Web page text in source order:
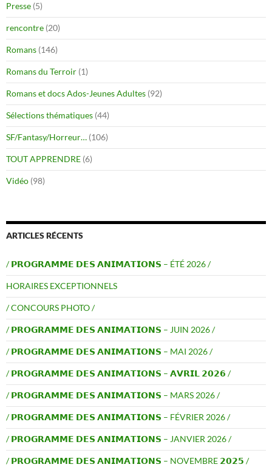
Presse (5)
rencontre (20)
Romans (146)
Romans du Terroir (1)
Romans et docs Ados-Jeunes Adultes (92)
Sélections thématiques (44)
SF/Fantasy/Horreur… (106)
TOUT APPRENDRE (6)
Vidéo (98)
ARTICLES RÉCENTS
/ 𝗣𝗥𝗢𝗚𝗥𝗔𝗠𝗠𝗘 𝗗𝗘𝗦 𝗔𝗡𝗜𝗠𝗔𝗧𝗜𝗢𝗡𝗦 – ÉTÉ 2026 /
HORAIRES EXCEPTIONNELS
/ CONCOURS PHOTO /
/ 𝗣𝗥𝗢𝗚𝗥𝗔𝗠𝗠𝗘 𝗗𝗘𝗦 𝗔𝗡𝗜𝗠𝗔𝗧𝗜𝗢𝗡𝗦 – JUIN 2026 /
/ 𝗣𝗥𝗢𝗚𝗥𝗔𝗠𝗠𝗘 𝗗𝗘𝗦 𝗔𝗡𝗜𝗠𝗔𝗧𝗜𝗢𝗡𝗦 – MAI 2026 /
/ 𝗣𝗥𝗢𝗚𝗥𝗔𝗠𝗠𝗘 𝗗𝗘𝗦 𝗔𝗡𝗜𝗠𝗔𝗧𝗜𝗢𝗡𝗦 – 𝗔𝗩𝗥𝗜𝗟 𝟮𝟬𝟮𝟲 /
/ 𝗣𝗥𝗢𝗚𝗥𝗔𝗠𝗠𝗘 𝗗𝗘𝗦 𝗔𝗡𝗜𝗠𝗔𝗧𝗜𝗢𝗡𝗦 – MARS 2026 /
/ 𝗣𝗥𝗢𝗚𝗥𝗔𝗠𝗠𝗘 𝗗𝗘𝗦 𝗔𝗡𝗜𝗠𝗔𝗧𝗜𝗢𝗡𝗦 – FÉVRIER 2026 /
/ 𝗣𝗥𝗢𝗚𝗥𝗔𝗠𝗠𝗘 𝗗𝗘𝗦 𝗔𝗡𝗜𝗠𝗔𝗧𝗜𝗢𝗡𝗦 – JANVIER 2026 /
/ 𝗣𝗥𝗢𝗚𝗥𝗔𝗠𝗠𝗘 𝗗𝗘𝗦 𝗔𝗡𝗜𝗠𝗔𝗧𝗜𝗢𝗡𝗦 – NOVEMBRE 𝟮𝟬𝟮𝟱 /